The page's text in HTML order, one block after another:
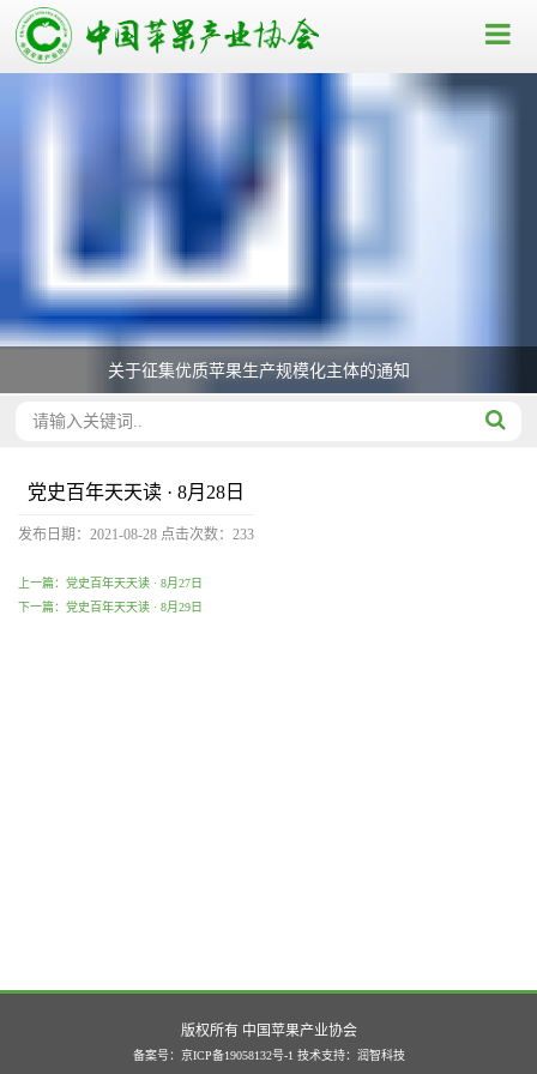
关于征集优质苹果生产规模化主体的通知
党史百年天天读 · 8月28日
发布日期：2021-08-28 点击次数： 233
上一篇：党史百年天天读 · 8月27日
下一篇：党史百年天天读 · 8月29日
版权所有 中国苹果产业协会
备案号：京ICP备19058132号-1 技术支持： 润智科技